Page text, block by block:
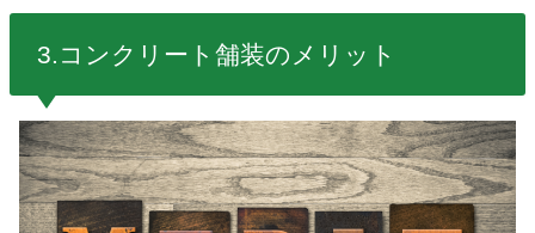
3. コンクリート舗装のメリット